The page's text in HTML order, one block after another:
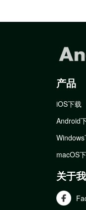
产品
iOS下载
Android
macOS
关于